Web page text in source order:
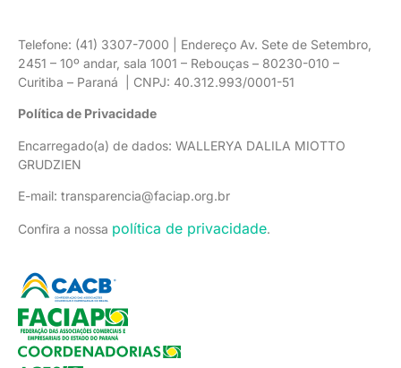
Telefone: (41) 3307-7000 | Endereço Av. Sete de Setembro,
2451 – 10º andar, sala 1001 – Rebouças – 80230-010 –
Curitiba – Paraná | CNPJ: 40.312.993/0001-51
Política de Privacidade
Encarregado(a) de dados: WALLERYA DALILA MIOTTO
GRUDZIEN
E-mail: transparencia@faciap.org.br
Confira a nossa política de privacidade.